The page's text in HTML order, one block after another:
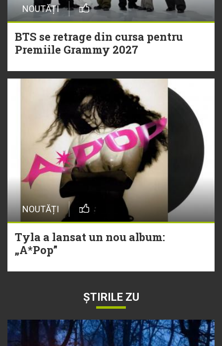
NOUTĂȚI
BTS se retrage din cursa pentru
Premiile Grammy 2027
NOUTĂȚI
Tyla a lansat un nou album:
„A*Pop”
ȘTIRILE ZU